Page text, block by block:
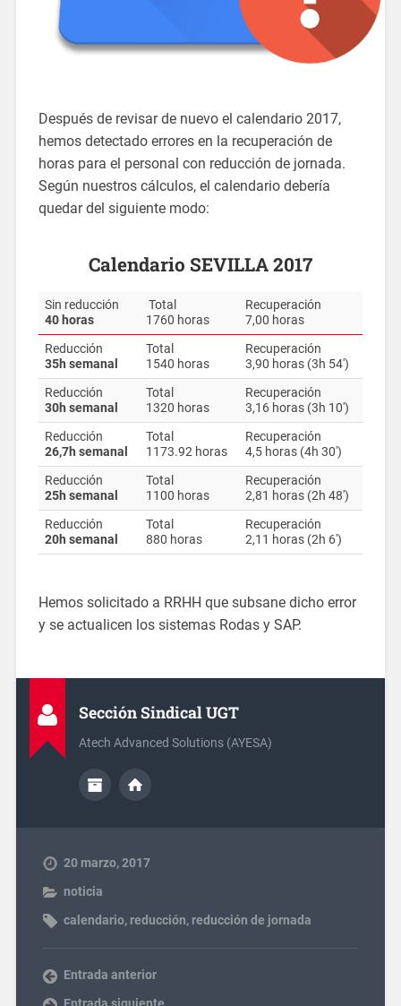
Después de revisar de nuevo el calendario 2017,
hemos detectado errores en la recuperación de
horas para el personal con reducción de jornada.
Según nuestros cálculos, el calendario debería
quedar del siguiente modo:
Calendario SEVILLA 2017
Sin reducción
40 horas
Total
1760 horas
Recuperación
7,00 horas
Reducción
35h semanal
Total
1540 horas
Recuperación
3,90 horas (3h 54′)
Reducción
30h semanal
Total
1320 horas
Recuperación
3,16 horas (3h 10′)
Reducción
26,7h semanal
Total
1173.92 horas
Recuperación
4,5 horas (4h 30′)
Reducción
25h semanal
Total
1100 horas
Recuperación
2,81 horas (2h 48′)
Reducción
20h semanal
Total
880 horas
Recuperación
2,11 horas (2h 6′)
Hemos solicitado a RRHH que subsane dicho error
y se actualicen los sistemas Rodas y SAP.
Sección Sindical UGT
Atech Advanced Solutions (AYESA)
20 marzo, 2017
noticia
calendario, reducción, reducción de jornada
Entrada anterior
Entrada siguiente